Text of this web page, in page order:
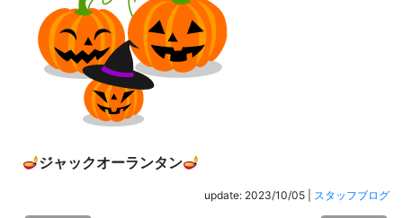
ジャックオーランタン
update: 2023/10/05 スタッフブログ